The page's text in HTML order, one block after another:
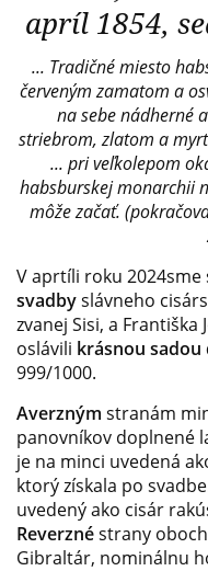
apríl 1854,
... Tradičné miesto
červeným zamatom a
na sebe nádherné
striebrom, zlatom a
... pri veľkolepom
habsburskej monarchii
môže začať.
V aprtíli roku
svadbyslávneho
zvanej Sisi, a Františka
oslávili krásnou sadou
999/1000.
Averzným stranám
panovníkov doplnené
je na minci uvedená
ktorý získala po
uvedený ako cisár
Reverznéstrany
Gibraltár, nominálnu